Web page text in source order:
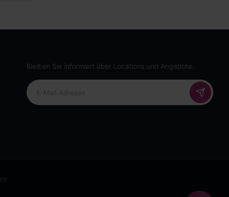
Bleiben Sie informiert über Locations und Angebote.